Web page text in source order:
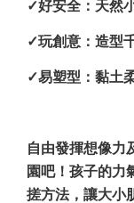
✓好安全：天然
✓玩創意：造型
✓易塑型：黏土
自由發揮想像力
園吧！孩子的力
搓方法，讓大小